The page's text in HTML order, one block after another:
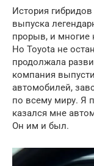
История
выпуска
прорыв, и многие
Но Toyota не
продолжала
компания
автомобилей,
по всему миру. Я
казался мне
Он им и был.